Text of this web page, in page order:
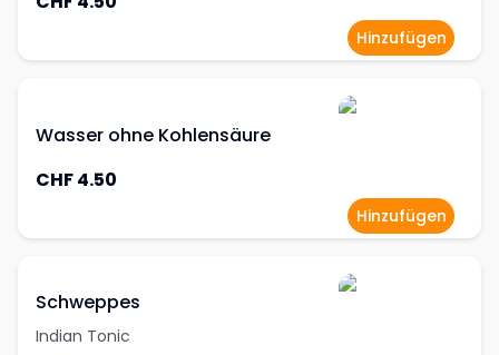
Hinzufügen
Wasser ohne Kohlensäure
CHF 4.50
Hinzufügen
Schweppes
Indian Tonic